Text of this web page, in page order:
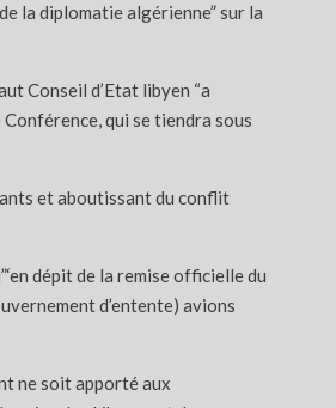
la diplomatie algérienne” sur la
Conseil d’Etat libyen “a
qui se tiendra sous
et aboutissant du conflit
dépit de la remise officielle du
d’entente) avions
ne soit apporté aux